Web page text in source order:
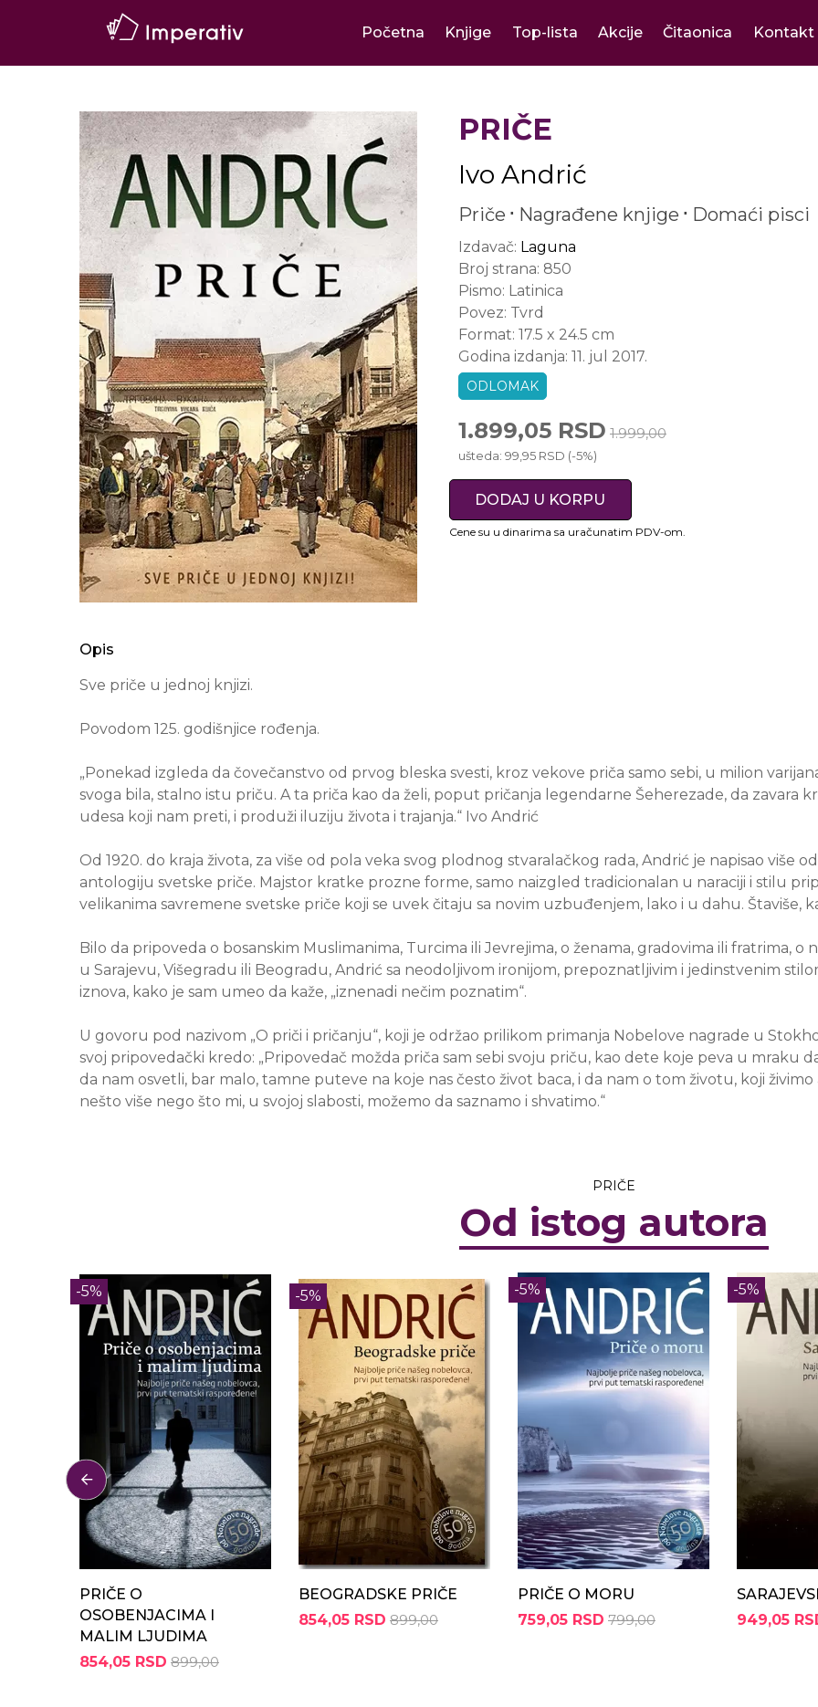
Početna Knjige Top-lista Akcije Čitaonica Kontakt
PRIČE
Ivo Andrić
Priče Nagrađene knjige Domaći pisci
Izdavač: Laguna
Broj strana: 850
Pismo: Latinica
Povez: Tvrd
Format: 17.5 x 24.5 cm
Godina izdanja: 11. jul 2017.
ODLOMAK
1.899,05 RSD 1.999,00
ušteda: 99,95 RSD (-5%)
DODAJ U KORPU
Cene su u dinarima sa uračunatim PDV-om.
Opis
Sve priče u jednoj knjizi.
Povodom 125. godišnjice rođenja.
„Ponekad izgleda da čovečanstvo od prvog bleska svesti, kroz vekove priča samo sebi, u milion
svoga bila, stalno istu priču. A ta priča kao da želi, poput pričanja legendarne Šeherezade, da zavara
udesa koji nam preti, i produži iluziju života i trajanja.“ Ivo Andrić
Od 1920. do kraja života, za više od pola veka svog plodnog stvaralačkog rada, Andrić je napisao više
antologiju svetske priče. Majstor kratke prozne forme, samo naizgled tradicionalan u naraciji i stilu
velikanima savremene svetske priče koji se uvek čitaju sa novim uzbuđenjem, lako i u dahu. Štaviše,
Bilo da pripoveda o bosanskim Muslimanima, Turcima ili Jevrejima, o ženama, gradovima ili fratrima,
u Sarajevu, Višegradu ili Beogradu, Andrić sa neodoljivom ironijom, prepoznatljivim i jedinstvenim
iznova, kako je sam umeo da kaže, „iznenadi nečim poznatim“.
U govoru pod nazivom „O priči i pričanju“, koji je održao prilikom primanja Nobelove nagrade u
svoj pripovedački kredo: „Pripovedač možda priča sam sebi svoju priču, kao dete koje peva u mraku
da nam osvetli, bar malo, tamne puteve na koje nas često život baca, i da nam o tom životu, koji
nešto više nego što mi, u svojoj slabosti, možemo da saznamo i shvatimo.“
PRIČE
Od istog autora
-5%
PRIČE O
OSOBENJACIMA I
MALIM LJUDIMA
854,05 RSD 899,00
-5%
BEOGRADSKE PRIČE
854,05 RSD 899,00
-5%
PRIČE O MORU
759,05 RSD 799,00
-5%
949,05